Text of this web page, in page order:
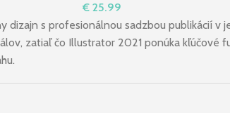
€25.99
Do Košíka
s profesionálnou sadzbou publikácií
zatiaľ čo Illustrator 2021 ponúka kľúčové